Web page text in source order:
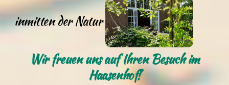
inmitten der Natur
Wir freuen uns auf Ihren Besuch im
Haasenhof!